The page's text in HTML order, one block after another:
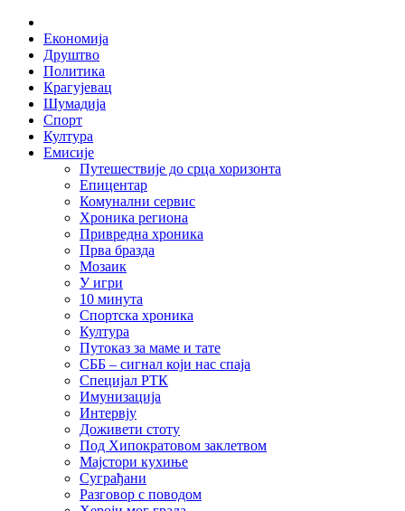
Skip
content
Економија
Друштво
Политика
Крагујевац
Шумадија
Спорт
Култура
Емисије
Путешествије до срца хоризонта
Епицентар
Комунални сервис
Хроника региона
Привредна хроника
Прва бразда
Мозаик
У игри
10 минута
Спортска хроника
Култура
Путоказ за маме и тате
СББ – сигнал који нас спаја
Специјал РТК
Имунизација
Интервју
Доживети стоту
Под Хипократовом заклетвом
Мајстори кухиње
Суграђани
Разговор с поводом